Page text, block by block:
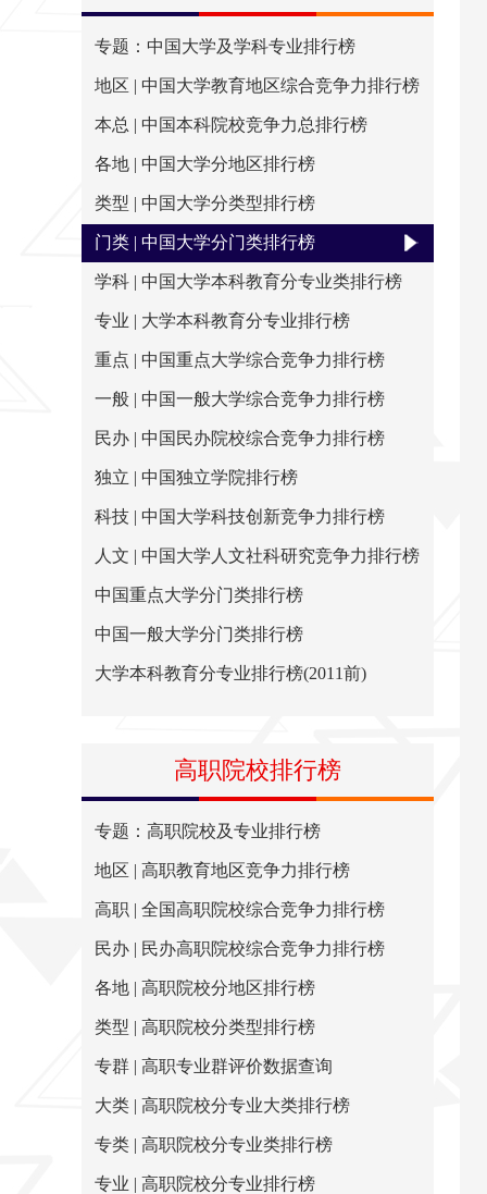
专题：中国大学及学科专业排行榜
地区 | 中国大学教育地区综合竞争力排行榜
本总 | 中国本科院校竞争力总排行榜
各地 | 中国大学分地区排行榜
类型 | 中国大学分类型排行榜
门类 | 中国大学分门类排行榜
学科 | 中国大学本科教育分专业类排行榜
专业 | 大学本科教育分专业排行榜
重点 | 中国重点大学综合竞争力排行榜
一般 | 中国一般大学综合竞争力排行榜
民办 | 中国民办院校综合竞争力排行榜
独立 | 中国独立学院排行榜
科技 | 中国大学科技创新竞争力排行榜
人文 | 中国大学人文社科研究竞争力排行榜
中国重点大学分门类排行榜
中国一般大学分门类排行榜
大学本科教育分专业排行榜(2011前)
高职院校排行榜
专题：高职院校及专业排行榜
地区 | 高职教育地区竞争力排行榜
高职 | 全国高职院校综合竞争力排行榜
民办 | 民办高职院校综合竞争力排行榜
各地 | 高职院校分地区排行榜
类型 | 高职院校分类型排行榜
专群 | 高职专业群评价数据查询
大类 | 高职院校分专业大类排行榜
专类 | 高职院校分专业类排行榜
专业 | 高职院校分专业排行榜